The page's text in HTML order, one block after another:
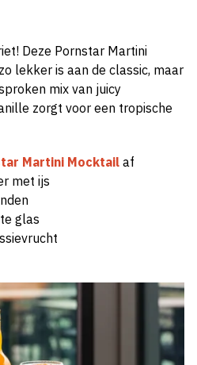
Deze Pornstar Martini
lekker is aan de classic, maar
mix van juicy
zorgt voor een tropische
Martini Mocktail af
met ijs
glas